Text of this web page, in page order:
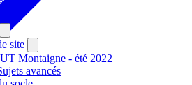
site
Montaigne - été 2022
avancés